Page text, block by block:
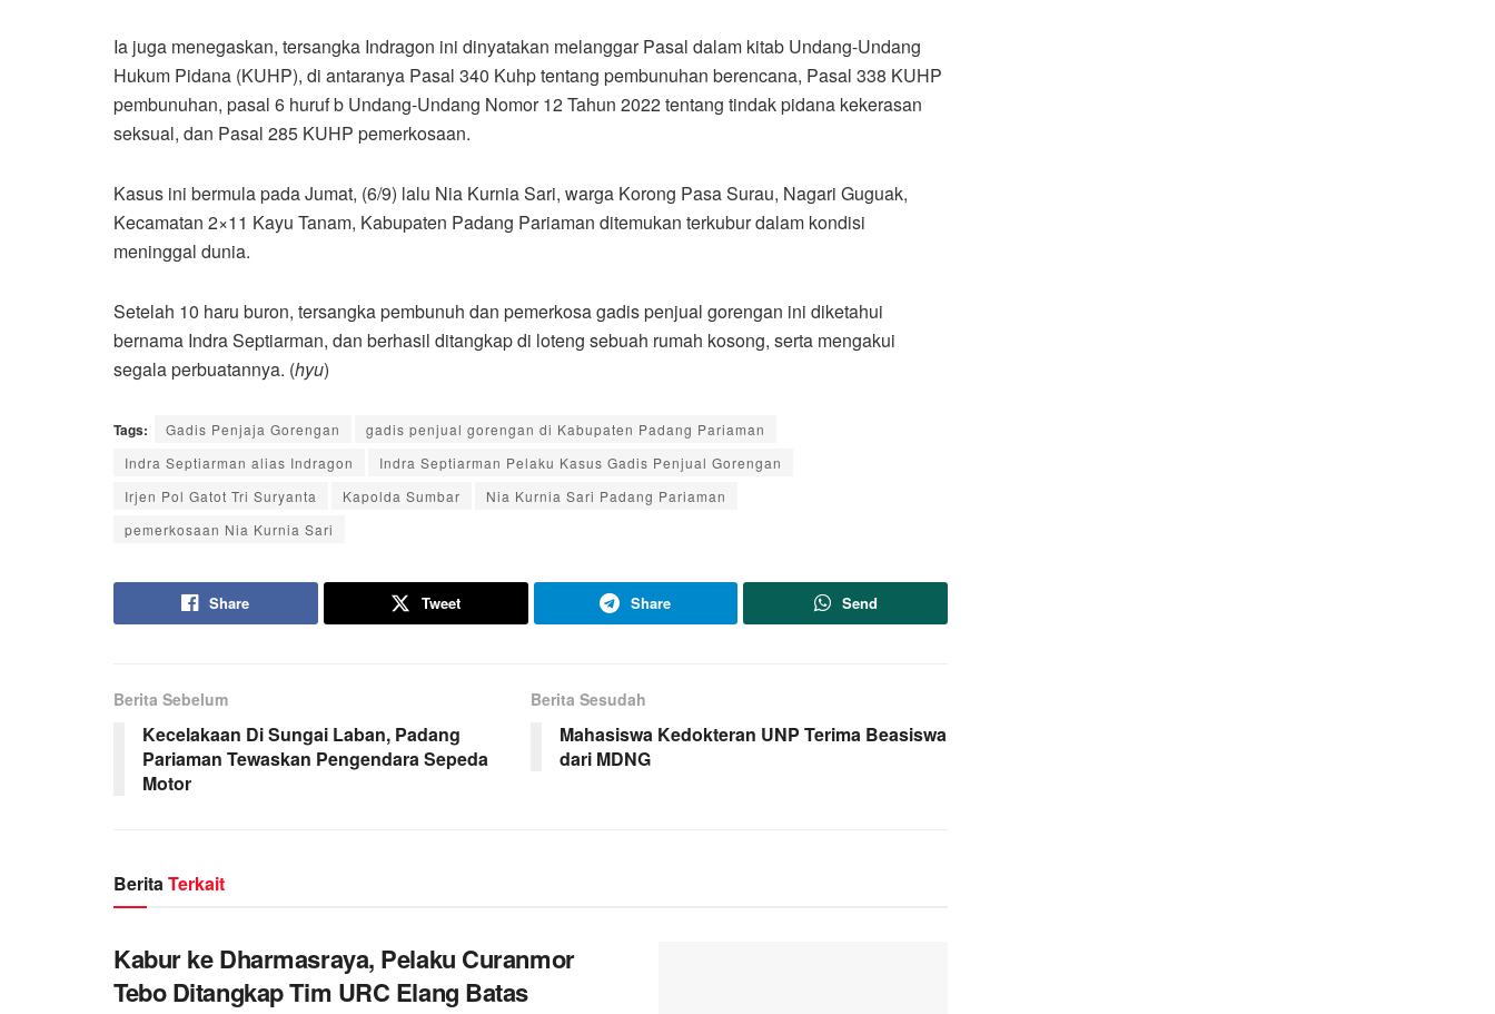
Ia juga menegaskan, tersangka Indragon ini dinyatakan melanggar Pasal dalam kitab Undang-Undang
Hukum Pidana (KUHP), di antaranya Pasal 340 Kuhp tentang pembunuhan berencana, Pasal 338 KUHP
pembunuhan, pasal 6 huruf b Undang-Undang Nomor 12 Tahun 2022 tentang tindak pidana kekerasan
seksual, dan Pasal 285 KUHP pemerkosaan.
Kasus ini bermula pada Jumat, (6/9) lalu Nia Kurnia Sari, warga Korong Pasa Surau, Nagari Guguak,
Kecamatan 2×11 Kayu Tanam, Kabupaten Padang Pariaman ditemukan terkubur dalam kondisi
meninggal dunia.
Setelah 10 haru buron, tersangka pembunuh dan pemerkosa gadis penjual gorengan ini diketahui
bernama Indra Septiarman, dan berhasil ditangkap di loteng sebuah rumah kosong, serta mengakui
segala perbuatannya. (hyu)
Tags: Gadis Penjaja Gorengan
gadis penjual gorengan di Kabupaten Padang Pariaman
Indra Septiarman alias Indragon
Indra Septiarman Pelaku Kasus Gadis Penjual Gorengan
Irjen Pol Gatot Tri Suryanta
Kapolda Sumbar
Nia Kurnia Sari Padang Pariaman
pemerkosaan Nia Kurnia Sari
Share Tweet Share Send
Berita Sebelum
Kecelakaan Di Sungai Laban, Padang
Pariaman Tewaskan Pengendara Sepeda
Motor
Berita Sesudah
Mahasiswa Kedokteran UNP Terima Beasiswa
dari MDNG
BeritaTerkait
Kabur ke Dharmasraya, Pelaku Curanmor
Tebo Ditangkap Tim URC Elang Batas